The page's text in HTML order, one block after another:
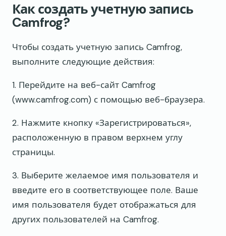
Как создать учетную запись
Camfrog?
Чтобы создать учетную запись Camfrog,
выполните следующие действия:
1. Перейдите на веб-сайт Camfrog
(www.camfrog.com) с помощью веб-браузера.
2. Нажмите кнопку «Зарегистрироваться»,
расположенную в правом верхнем углу
страницы.
3. Выберите желаемое имя пользователя и
введите его в соответствующее поле. Ваше
имя пользователя будет отображаться для
других пользователей на Camfrog.